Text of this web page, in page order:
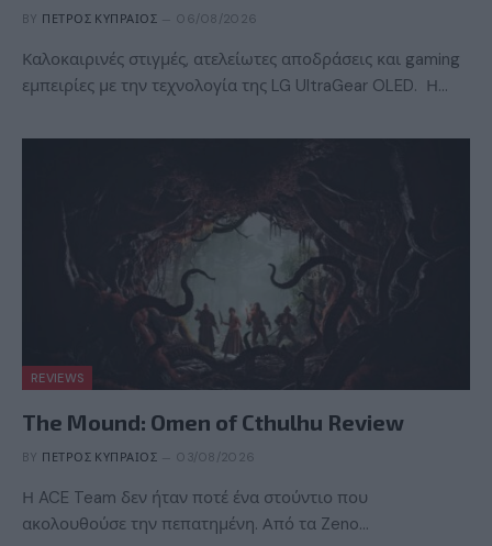
BY ΠΈΤΡΟΣ ΚΥΠΡΑΊΟΣ 06/08/2026
Καλοκαιρινές στιγμές, ατελείωτες αποδράσεις και gaming
εμπειρίες με την τεχνολογία της LG UltraGear OLED. Η…
REVIEWS
The Mound: Omen of Cthulhu Review
BY ΠΈΤΡΟΣ ΚΥΠΡΑΊΟΣ 03/08/2026
Η ACE Team δεν ήταν ποτέ ένα στούντιο που
ακολουθούσε την πεπατημένη. Από τα Zeno…